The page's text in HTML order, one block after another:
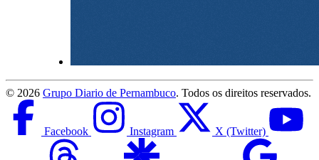
© 2026 Grupo Diario de Pernambuco. Todos os direitos reservados.
Facebook Instagram X (Twitter)